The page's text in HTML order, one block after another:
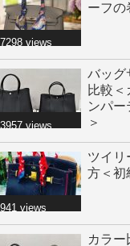
ーフの
views
バッグ
比較＜
ンパー
＞
views
ツイリ
方＜初
views
カラー